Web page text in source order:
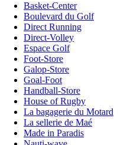
Basket-Center
Boulevard du Golf
Direct Running
Direct-Volley
Espace Golf
Foot-Store
Galop-Store
Goal-Foot
Handball-Store
House of Rugby
La bagagerie du Motard
La sellerie de Maé
Made in Paradis